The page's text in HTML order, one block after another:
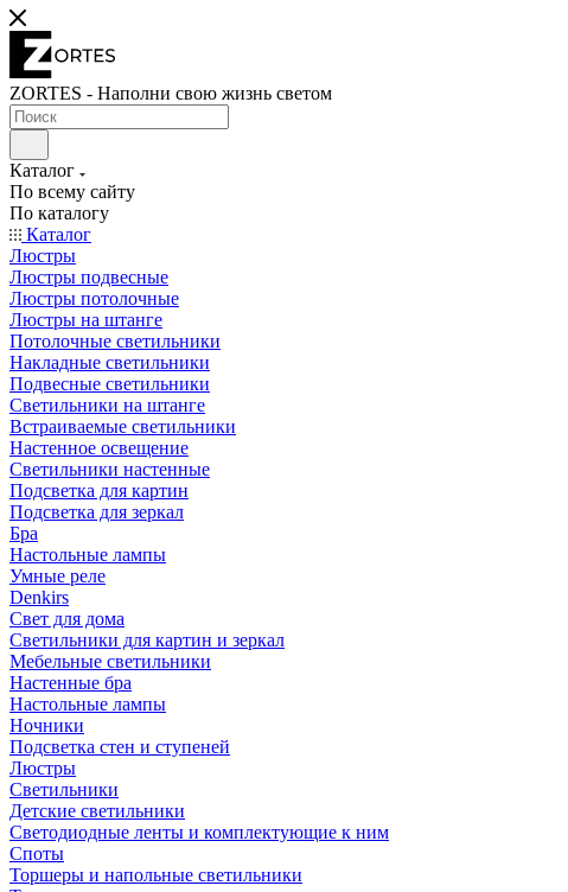
ZORTES - Наполни свою жизнь светом
Каталог
По всему сайту
По каталогу
Каталог
Люстры
Люстры подвесные
Люстры потолочные
Люстры на штанге
Потолочные светильники
Накладные светильники
Подвесные светильники
Светильники на штанге
Встраиваемые светильники
Настенное освещение
Светильники настенные
Подсветка для картин
Подсветка для зеркал
Бра
Настольные лампы
Умные реле
Denkirs
Свет для дома
Светильники для картин и зеркал
Мебельные светильники
Настенные бра
Настольные лампы
Ночники
Подсветка стен и ступеней
Люстры
Светильники
Детские светильники
Светодиодные ленты и комплектующие к ним
Споты
Торшеры и напольные светильники